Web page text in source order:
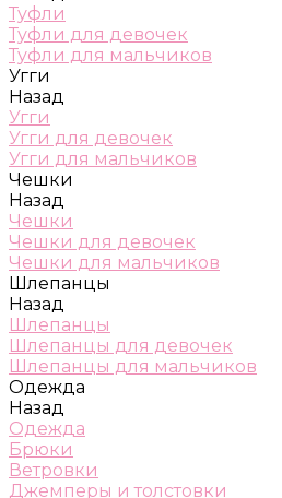
Туфли
Туфли для девочек
Туфли для мальчиков
Угги
Назад
Угги
Угги для девочек
Угги для мальчиков
Чешки
Назад
Чешки
Чешки для девочек
Чешки для мальчиков
Шлепанцы
Назад
Шлепанцы
Шлепанцы для девочек
Шлепанцы для мальчиков
Одежда
Назад
Одежда
Брюки
Ветровки
Джемперы и толстовки